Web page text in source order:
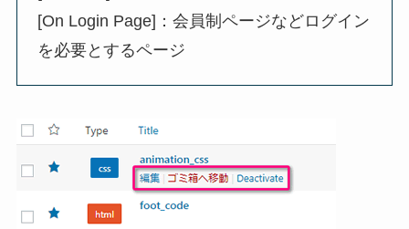
[On Login Page]：会員制ページなどログイン
を必要とするページ